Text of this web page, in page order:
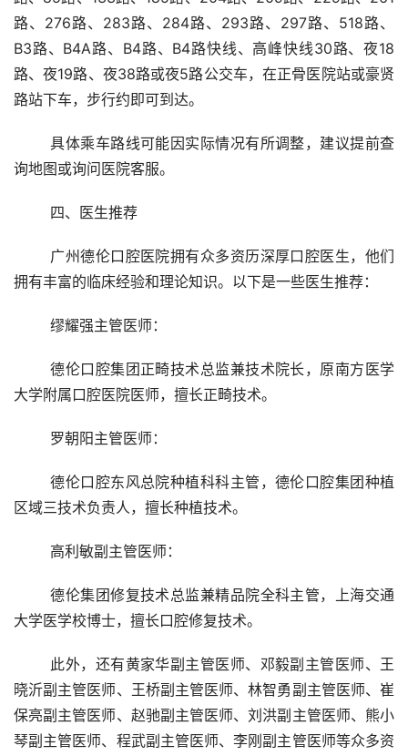
路、276路、283路、284路、293路、297路、518路、
B3路、B4A路、B4路、B4路快线、高峰快线30路、夜18
路、夜19路、夜38路或夜5路公交车，在正骨医院站或豪贤
路站下车，步行约即可到达。
	具体乘车路线可能因实际情况有所调整，建议提前查
询地图或询问医院客服。
	四、医生推荐
拥有丰富的临床经验和理论知识。以下是一些医生推荐：
	缪耀强主管医师：
	德伦口腔集团正畸技术总监兼技术院长，原南方医学
大学附属口腔医院医师，擅长正畸技术。
	罗朝阳主管医师：
	德伦口腔东风总院种植科科主管，德伦口腔集团种植
区域三技术负责人，擅长种植技术。
	高利敏副主管医师：
	德伦集团修复技术总监兼精品院全科主管，上海交通
大学医学校博士，擅长口腔修复技术。
晓沂副主管医师、王桥副主管医师、林智勇副主管医师、崔
保亮副主管医师、赵驰副主管医师、刘洪副主管医师、熊小
琴副主管医师、程武副主管医师、李刚副主管医师等众多资